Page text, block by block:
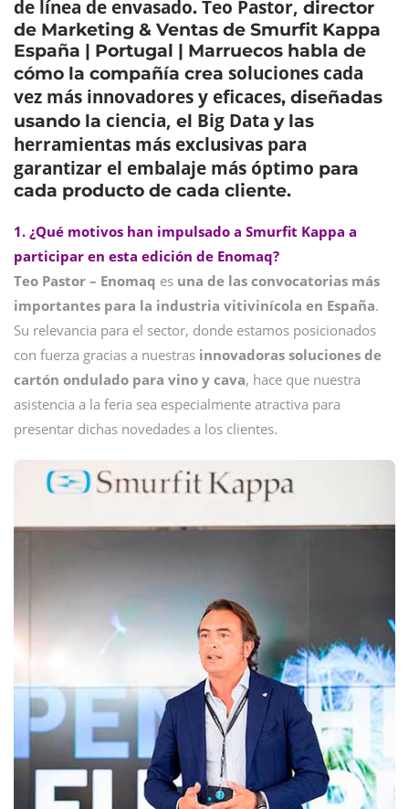
de línea de envasado. Teo Pastor, director
de Marketing & Ventas de Smurfit Kappa
España | Portugal | Marruecos habla de
cómo la compañía crea soluciones cada
vez más innovadores y eficaces, diseñadas
usando la ciencia, el Big Data y las
herramientas más exclusivas para
garantizar el embalaje más óptimo para
cada producto de cada cliente.
1. ¿Qué motivos han impulsado a Smurfit Kappa a
participar en esta edición de Enomaq?
Teo Pastor – Enomaq es una de las convocatorias más
importantes para la industria vitivinícola en España.
Su relevancia para el sector, donde estamos posicionados
con fuerza gracias a nuestras innovadoras soluciones de
cartón ondulado para vino y cava, hace que nuestra
asistencia a la feria sea especialmente atractiva para
presentar dichas novedades a los clientes.